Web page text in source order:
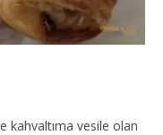
kahvaltıma vesile olan